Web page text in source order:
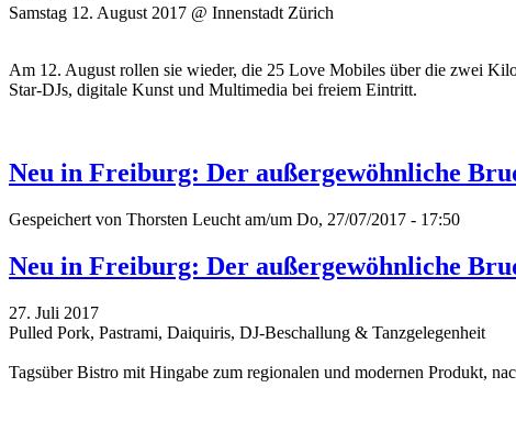
Samstag 12. August 2017 @ Innenstadt Zürich
Am 12. August rollen sie wieder, die 25 Love Mobiles über die zwei
Star-DJs, digitale Kunst und Multimedia bei freiem Eintritt.
Neu in Freiburg: Der außergewöhnliche
Gespeichert von Thorsten Leucht am/um Do, 27/07/2017 - 17:50
Neu in Freiburg: Der außergewöhnliche
27. Juli 2017
Pulled Pork, Pastrami, Daiquiris, DJ-Beschallung & Tanzgelegenheit
Tagsüber Bistro mit Hingabe zum regionalen und modernen Produkt,